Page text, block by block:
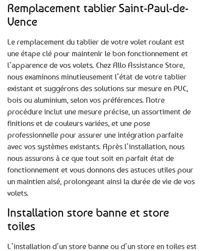
Remplacement tablier Saint-Paul-de-
Vence
Le remplacement du tablier de votre volet roulant est
une étape clé pour maintenir le bon fonctionnement et
l’apparence de vos volets. Chez Allo Assistance Store,
nous examinons minutieusement l’état de votre tablier
existant et suggérons des solutions sur mesure en PVC,
bois ou aluminium, selon vos préférences. Notre
procédure inclut une mesure précise, un assortiment de
finitions et de couleurs variées, et une pose
professionnelle pour assurer une intégration parfaite
avec vos systèmes existants. Après l’installation, nous
nous assurons à ce que tout soit en parfait état de
fonctionnement et vous donnons des astuces utiles pour
un maintien aisé, prolongeant ainsi la durée de vie de vos
volets.
Installation store banne et store
toiles
L’installation d’un store banne ou d’un store en toiles est